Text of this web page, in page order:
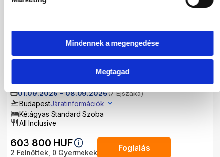
Mindennek a megengedése
Megtagad
2027
Feb Már
01.09.2026- 08.09.2026(7 Éjszaka)
BudapestJáratinformációk
Kétágyas Standard Szoba
All Inclusive
603 800 HUF
2 Felnőttek, 0 Gyermekek Foglalás